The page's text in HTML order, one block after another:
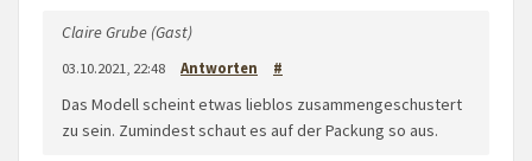
Claire Grube (Gast)
03.10.2021, 22:48 Antworten #
Das Modell scheint etwas lieblos zusammengeschustert
zu sein. Zumindest schaut es auf der Packung so aus.